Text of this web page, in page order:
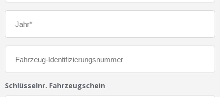
Schlüsselnr. Fahrzeugschein